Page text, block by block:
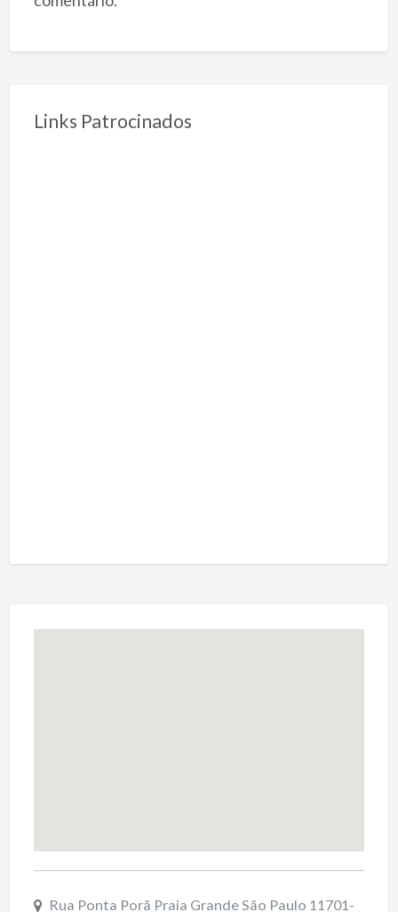
Links Patrocinados
Rua Ponta Porã Praia Grande São Paulo 11701-